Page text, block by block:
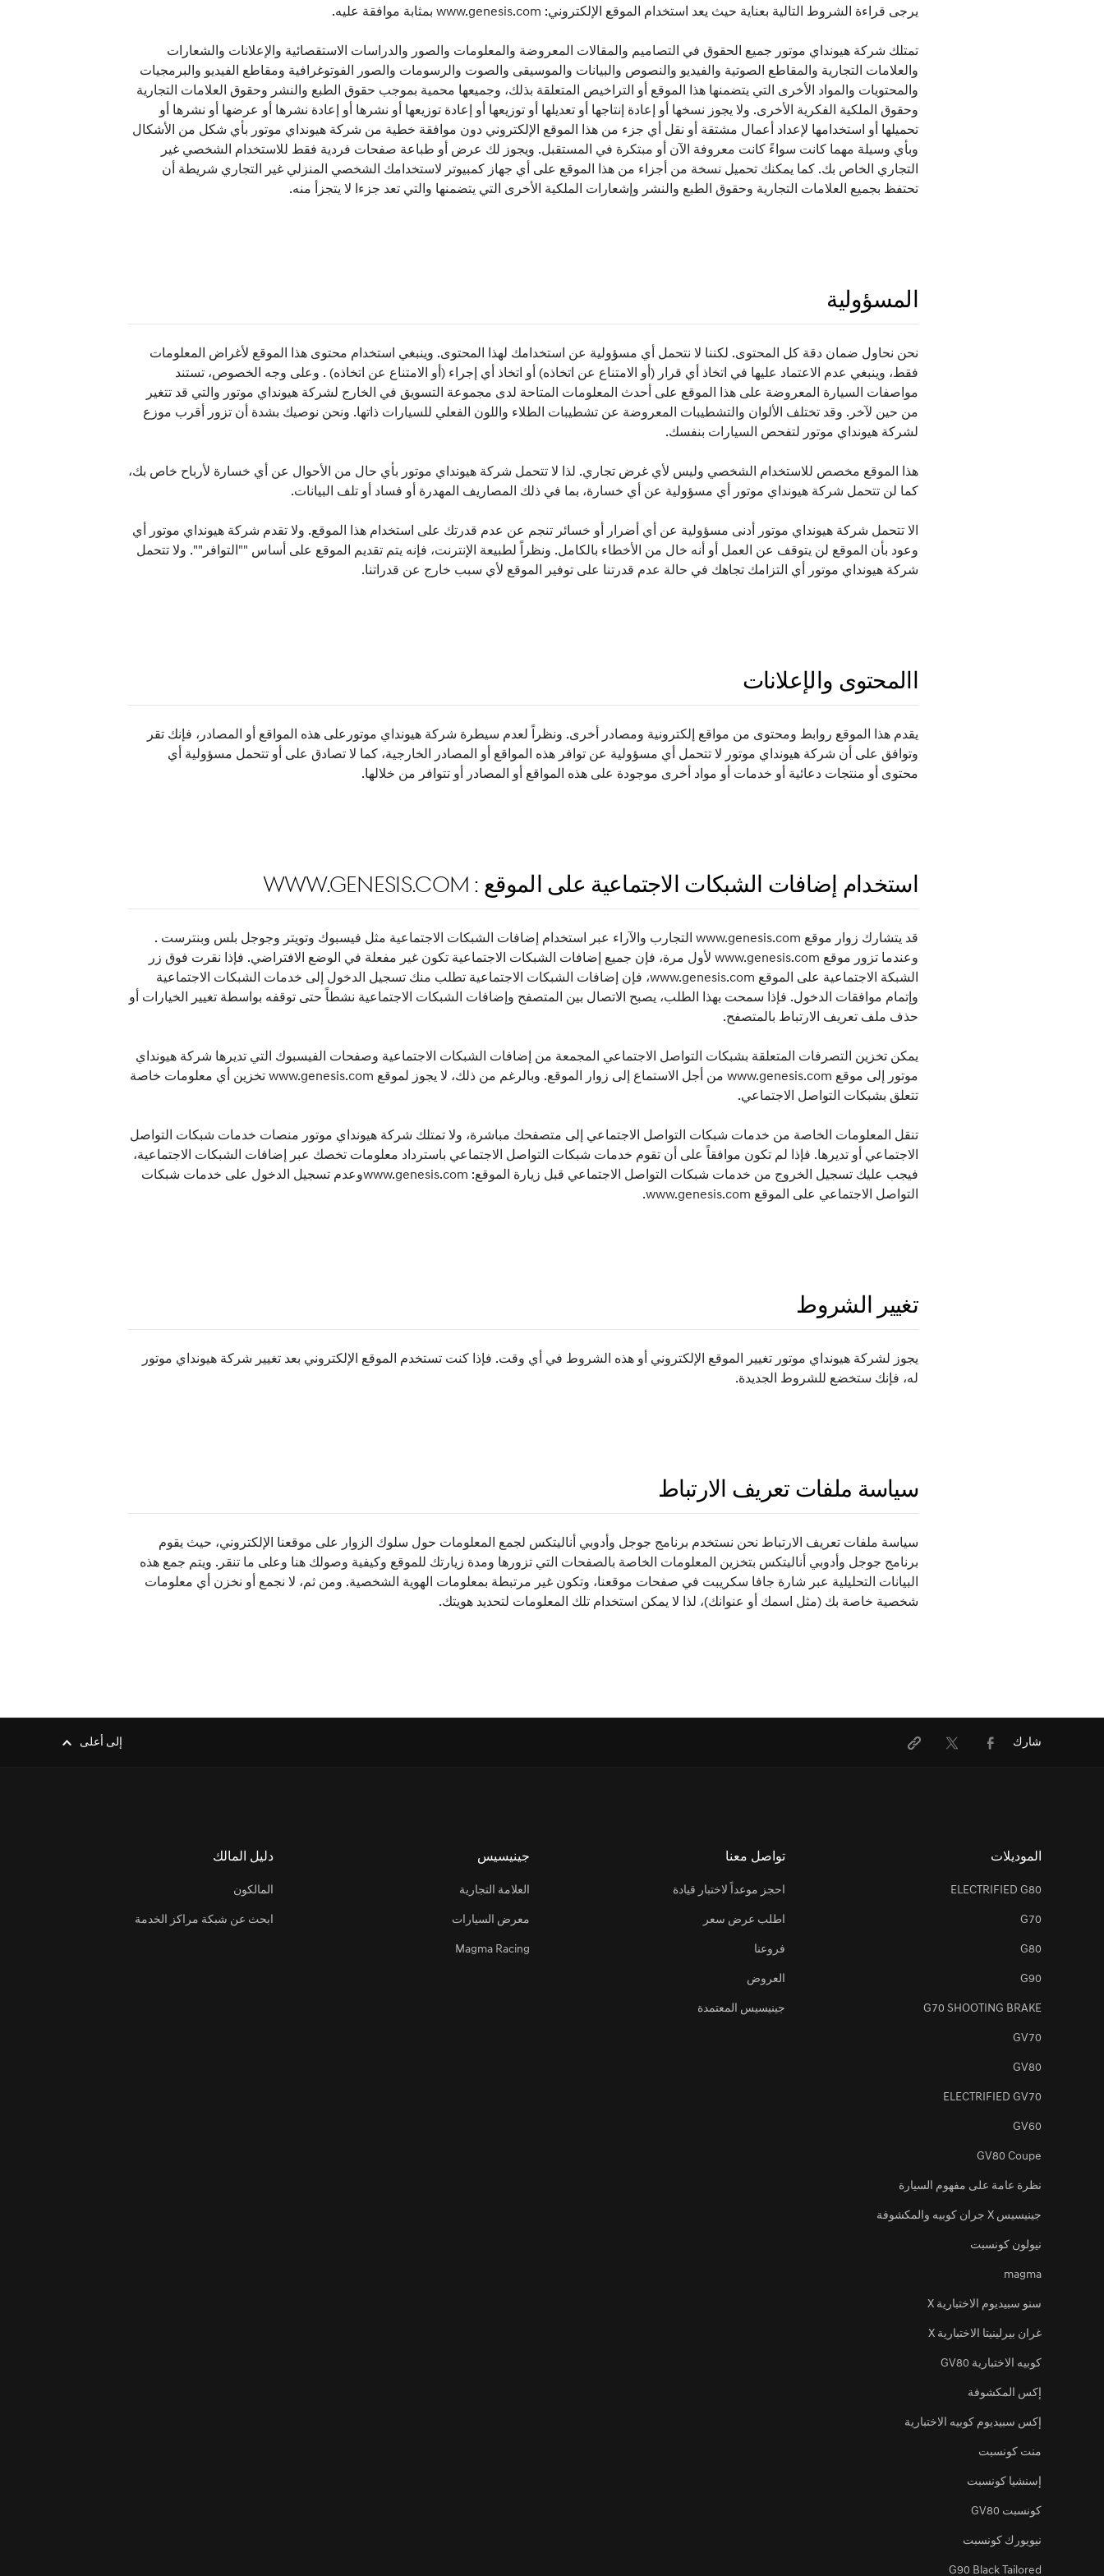
يرجى قراءة الشروط التالية بعناية حيث يعد استخدام الموقع الإلكتروني: www.genesis.com بمثابة موافقة عليه.
تمتلك شركة هيونداي موتور جميع الحقوق في التصاميم والمقالات المعروضة والمعلومات والصور والدراسات الاستقصائية والإعلانات والشعارات
والعلامات التجارية والمقاطع الصوتية والفيديو والنصوص والبيانات والموسيقى والصوت والرسومات والصور الفوتوغرافية ومقاطع الفيديو والبرمجيات
والمحتويات والمواد الأخرى التي يتضمنها هذا الموقع أو التراخيص المتعلقة بذلك، وجميعها محمية بموجب حقوق الطبع والنشر وحقوق العلامات التجارية
وحقوق الملكية الفكرية الأخرى. ولا يجوز نسخها أو إعادة إنتاجها أو تعديلها أو توزيعها أو إعادة توزيعها أو نشرها أو إعادة نشرها أو عرضها أو نشرها أو
تحميلها أو استخدامها لإعداد أعمال مشتقة أو نقل أي جزء من هذا الموقع الإلكتروني دون موافقة خطية من شركة هيونداي موتور بأي شكل من الأشكال
وبأي وسيلة مهما كانت سواءً كانت معروفة الآن أو مبتكرة في المستقبل. ويجوز لك عرض أو طباعة صفحات فردية فقط للاستخدام الشخصي غير
التجاري الخاص بك. كما يمكنك تحميل نسخة من أجزاء من هذا الموقع على أي جهاز كمبيوتر لاستخدامك الشخصي المنزلي غير التجاري شريطة أن
تحتفظ بجميع العلامات التجارية وحقوق الطبع والنشر وإشعارات الملكية الأخرى التي يتضمنها والتي تعد جزءا لا يتجزأ منه.
المسؤولية
نحن نحاول ضمان دقة كل المحتوى. لكننا لا نتحمل أي مسؤولية عن استخدامك لهذا المحتوى. وينبغي استخدام محتوى هذا الموقع لأغراض المعلومات
فقط، وينبغي عدم الاعتماد عليها في اتخاذ أي قرار (أو الامتناع عن اتخاذه) أو اتخاذ أي إجراء (أو الامتناع عن اتخاذه) . وعلى وجه الخصوص، تستند
مواصفات السيارة المعروضة على هذا الموقع على أحدث المعلومات المتاحة لدى مجموعة التسويق في الخارج لشركة هيونداي موتور والتي قد تتغير
من حين لآخر. وقد تختلف الألوان والتشطيبات المعروضة عن تشطيبات الطلاء واللون الفعلي للسيارات ذاتها. ونحن نوصيك بشدة أن تزور أقرب موزع
لشركة هيونداي موتور لتفحص السيارات بنفسك.
هذا الموقع مخصص للاستخدام الشخصي وليس لأي غرض تجاري. لذا لا تتحمل شركة هيونداي موتور بأي حال من الأحوال عن أي خسارة لأرباح خاص بك،
كما لن تتحمل شركة هيونداي موتور أي مسؤولية عن أي خسارة، بما في ذلك المصاريف المهدرة أو فساد أو تلف البيانات.
الا تتحمل شركة هيونداي موتور أدنى مسؤولية عن أي أضرار أو خسائر تنجم عن عدم قدرتك على استخدام هذا الموقع. ولا تقدم شركة هيونداي موتور أي
وعود بأن الموقع لن يتوقف عن العمل أو أنه خال من الأخطاء بالكامل. ونظراً لطبيعة الإنترنت، فإنه يتم تقديم الموقع على أساس ""التوافر"". ولا تتحمل
شركة هيونداي موتور أي التزامك تجاهك في حالة عدم قدرتنا على توفير الموقع لأي سبب خارج عن قدراتنا.
االمحتوى والإعلانات
يقدم هذا الموقع روابط ومحتوى من مواقع إلكترونية ومصادر أخرى. ونظراً لعدم سيطرة شركة هيونداي موتورعلى هذه المواقع أو المصادر، فإنك تقر
وتوافق على أن شركة هيونداي موتور لا تتحمل أي مسؤولية عن توافر هذه المواقع أو المصادر الخارجية، كما لا تصادق على أو تتحمل مسؤولية أي
محتوى أو منتجات دعائية أو خدمات أو مواد أخرى موجودة على هذه المواقع أو المصادر أو تتوافر من خلالها.
استخدام إضافات الشبكات الاجتماعية على الموقع : www.genesis.com
قد يتشارك زوار موقع www.genesis.com التجارب والآراء عبر استخدام إضافات الشبكات الاجتماعية مثل فيسبوك وتويتر وجوجل بلس وبنترست .
وعندما تزور موقع www.genesis.com لأول مرة، فإن جميع إضافات الشبكات الاجتماعية تكون غير مفعلة في الوضع الافتراضي. فإذا نقرت فوق زر
الشبكة الاجتماعية على الموقع www.genesis.com، فإن إضافات الشبكات الاجتماعية تطلب منك تسجيل الدخول إلى خدمات الشبكات الاجتماعية
وإتمام موافقات الدخول. فإذا سمحت بهذا الطلب، يصبح الاتصال بين المتصفح وإضافات الشبكات الاجتماعية نشطاً حتى توقفه بواسطة تغيير الخيارات أو
حذف ملف تعريف الارتباط بالمتصفح.
يمكن تخزين التصرفات المتعلقة بشبكات التواصل الاجتماعي المجمعة من إضافات الشبكات الاجتماعية وصفحات الفيسبوك التي تديرها شركة هيونداي
موتور إلى موقع www.genesis.com من أجل الاستماع إلى زوار الموقع. وبالرغم من ذلك، لا يجوز لموقع www.genesis.com تخزين أي معلومات خاصة
تتعلق بشبكات التواصل الاجتماعي.
تنقل المعلومات الخاصة من خدمات شبكات التواصل الاجتماعي إلى متصفحك مباشرة، ولا تمتلك شركة هيونداي موتور منصات خدمات شبكات التواصل
الاجتماعي أو تديرها. فإذا لم تكون موافقاً على أن تقوم خدمات شبكات التواصل الاجتماعي باسترداد معلومات تخصك عبر إضافات الشبكات الاجتماعية،
فيجب عليك تسجيل الخروج من خدمات شبكات التواصل الاجتماعي قبل زيارة الموقع: www.genesis.comوعدم تسجيل الدخول على خدمات شبكات
التواصل الاجتماعي على الموقع www.genesis.com.
تغيير الشروط
يجوز لشركة هيونداي موتور تغيير الموقع الإلكتروني أو هذه الشروط في أي وقت. فإذا كنت تستخدم الموقع الإلكتروني بعد تغيير شركة هيونداي موتور
له، فإنك ستخضع للشروط الجديدة.
سياسة ملفات تعريف الارتباط
سياسة ملفات تعريف الارتباط نحن نستخدم برنامج جوجل وأدوبي أناليتكس لجمع المعلومات حول سلوك الزوار على موقعنا الإلكتروني، حيث يقوم
برنامج جوجل وأدوبي أناليتكس بتخزين المعلومات الخاصة بالصفحات التي تزورها ومدة زيارتك للموقع وكيفية وصولك هنا وعلى ما تنقر. ويتم جمع هذه
البيانات التحليلية عبر شارة جافا سكريبت في صفحات موقعنا، وتكون غير مرتبطة بمعلومات الهوية الشخصية. ومن ثم، لا نجمع أو نخزن أي معلومات
شخصية خاصة بك (مثل اسمك أو عنوانك)، لذا لا يمكن استخدام تلك المعلومات لتحديد هويتك.
شارك
Facebook
Twitter
إلى أعلى
الموديلات
ELECTRIFIED G80
G70
G80
G90
G70 SHOOTING BRAKE
GV70
GV80
ELECTRIFIED GV70
GV60
GV80 Coupe
نظرة عامة على مفهوم السيارة
جينيسيس X جران كوبيه والمكشوفة
نيولون كونسبت
magma
سنو سبيديوم الاختبارية X
غران بيرلينيتا الاختبارية X
كوبيه الاختبارية GV80
إكس المكشوفة
إكس سبيديوم كوبيه الاختبارية
منت كونسبت
إسنشيا كونسبت
كونسبت GV80
نيويورك كونسبت
G90 Black Tailored
تواصل معنا
احجز موعداً لاختبار قيادة
اطلب عرض سعر
فروعنا
العروض
جينيسيس المعتمدة
جينيسيس
العلامة التجارية
معرض السيارات
Magma Racing
دليل المالك
المالكون
ابحث عن شبكة مراكز الخدمة